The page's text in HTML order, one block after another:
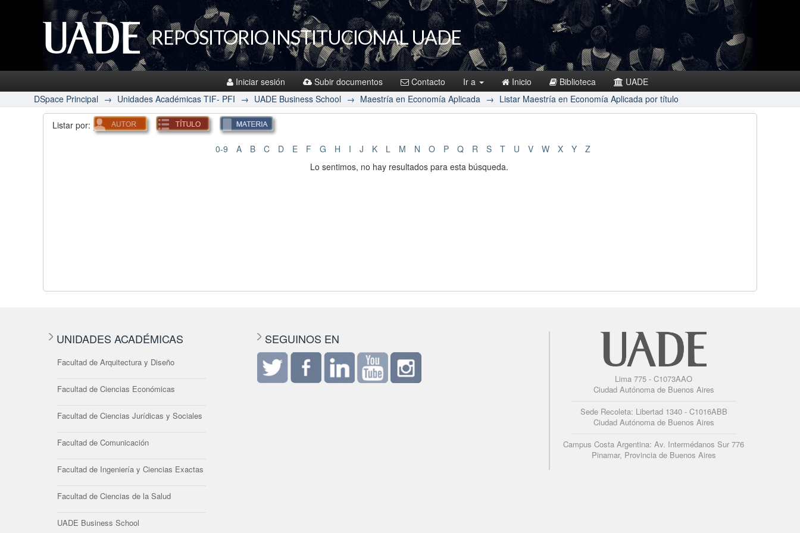
REPOSITORIO INSTITUCIONAL UADE
Iniciar sesión Subir documentos Contacto Ir a Inicio Biblioteca
UADE
DSpace Principal → Unidades Académicas TIF- PFI → UADE Business School → Maestría en Economía Aplicada → Listar Maestría en Economía Aplicada por título
Listar por:
0-9 A B C D E F G H I J K L M N O P Q R S T U V W X Y
Z
Lo sentimos, no hay resultados para esta búsqueda.
UNIDADES ACADÉMICAS
Facultad de Arquitectura y Diseño
Facultad de Ciencias Económicas
Facultad de Ciencias Jurídicas y Sociales
Facultad de Comunicación
Facultad de Ingeniería y Ciencias Exactas
Facultad de Ciencias de la Salud
UADE Business School
SEGUINOS EN
Lima 775 - C1073AAO
Ciudad Autónoma de Buenos Aires
Sede Recoleta: Libertad 1340 - C1016ABB
Ciudad Autónoma de Buenos Aires
Campus Costa Argentina: Av. Intermédanos Sur 776
Pinamar, Provincia de Buenos Aires